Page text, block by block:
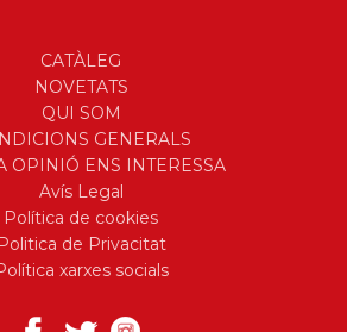
CATÀLEG
NOVETATS
QUI SOM
GENERALS
OPINIÓ ENS INTERESSA
Avís Legal
Política de cookies
Politica de Privacitat
xarxes socials